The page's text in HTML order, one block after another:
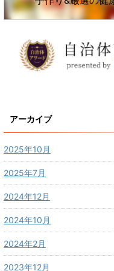
アーカイブ
2025年10月
2025年7月
2024年12月
2024年10月
2024年2月
2023年12月